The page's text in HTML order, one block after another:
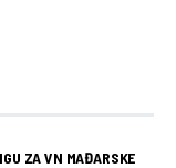
ZA VN MAĐARSKE